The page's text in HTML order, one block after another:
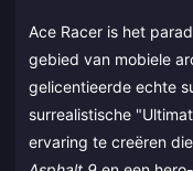
Ace Racer is het
gebied van mobiele
gelicentieerde echte
surrealistische
ervaring te creëren